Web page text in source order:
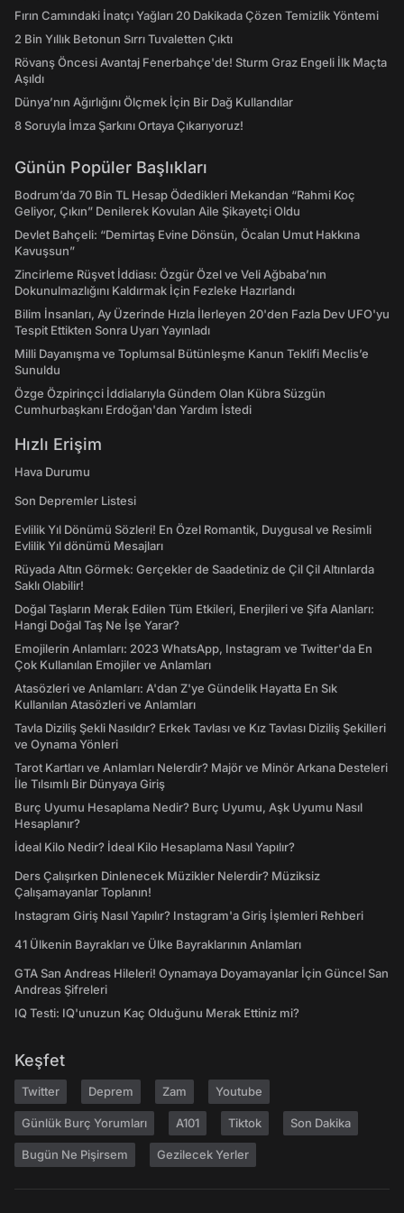
Fırın Camındaki İnatçı Yağları 20 Dakikada Çözen Temizlik Yöntemi
2 Bin Yıllık Betonun Sırrı Tuvaletten Çıktı
Rövanş Öncesi Avantaj Fenerbahçe'de! Sturm Graz Engeli İlk Maçta
Aşıldı
Dünya’nın Ağırlığını Ölçmek İçin Bir Dağ Kullandılar
8 Soruyla İmza Şarkını Ortaya Çıkarıyoruz!
Günün Popüler Başlıkları
Bodrum’da 70 Bin TL Hesap Ödedikleri Mekandan “Rahmi Koç
Geliyor, Çıkın” Denilerek Kovulan Aile Şikayetçi Oldu
Devlet Bahçeli: “Demirtaş Evine Dönsün, Öcalan Umut Hakkına
Kavuşsun”
Zincirleme Rüşvet İddiası: Özgür Özel ve Veli Ağbaba’nın
Dokunulmazlığını Kaldırmak İçin Fezleke Hazırlandı
Bilim İnsanları, Ay Üzerinde Hızla İlerleyen 20'den Fazla Dev UFO'yu
Tespit Ettikten Sonra Uyarı Yayınladı
Milli Dayanışma ve Toplumsal Bütünleşme Kanun Teklifi Meclis’e
Sunuldu
Özge Özpirinçci İddialarıyla Gündem Olan Kübra Süzgün
Cumhurbaşkanı Erdoğan'dan Yardım İstedi
Hızlı Erişim
Hava Durumu
Son Depremler Listesi
Evlilik Yıl Dönümü Sözleri! En Özel Romantik, Duygusal ve Resimli
Evlilik Yıl dönümü Mesajları
Rüyada Altın Görmek: Gerçekler de Saadetiniz de Çil Çil Altınlarda
Saklı Olabilir!
Doğal Taşların Merak Edilen Tüm Etkileri, Enerjileri ve Şifa Alanları:
Hangi Doğal Taş Ne İşe Yarar?
Emojilerin Anlamları: 2023 WhatsApp, Instagram ve Twitter'da En
Çok Kullanılan Emojiler ve Anlamları
Atasözleri ve Anlamları: A'dan Z'ye Gündelik Hayatta En Sık
Kullanılan Atasözleri ve Anlamları
Tavla Diziliş Şekli Nasıldır? Erkek Tavlası ve Kız Tavlası Diziliş Şekilleri
ve Oynama Yönleri
Tarot Kartları ve Anlamları Nelerdir? Majör ve Minör Arkana Desteleri
İle Tılsımlı Bir Dünyaya Giriş
Burç Uyumu Hesaplama Nedir? Burç Uyumu, Aşk Uyumu Nasıl
Hesaplanır?
İdeal Kilo Nedir? İdeal Kilo Hesaplama Nasıl Yapılır?
Ders Çalışırken Dinlenecek Müzikler Nelerdir? Müziksiz
Çalışamayanlar Toplanın!
Instagram Giriş Nasıl Yapılır? Instagram'a Giriş İşlemleri Rehberi
41 Ülkenin Bayrakları ve Ülke Bayraklarının Anlamları
GTA San Andreas Hileleri! Oynamaya Doyamayanlar İçin Güncel San
Andreas Şifreleri
IQ Testi: IQ'unuzun Kaç Olduğunu Merak Ettiniz mi?
Keşfet
Twitter Deprem Zam Youtube
Günlük Burç Yorumları A101 Tiktok Son Dakika
Bugün Ne Pişirsem Gezilecek Yerler